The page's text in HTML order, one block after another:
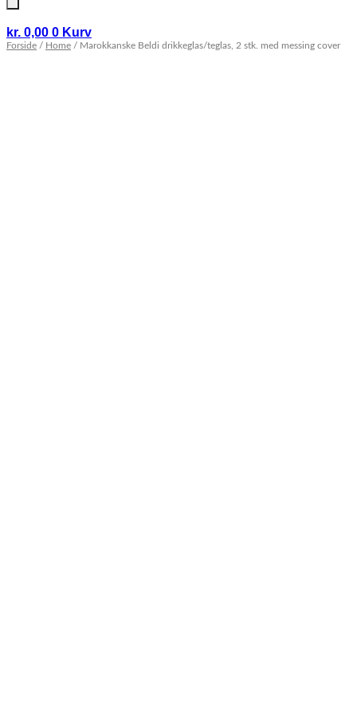
kr. 0,00 0 Kurv
Forside / Home / Marokkanske Beldi drikkeglas/teglas, 2 stk. med messing cover